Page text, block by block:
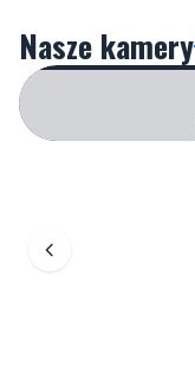
Nasze kamery